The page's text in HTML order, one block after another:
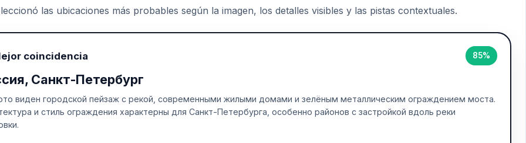
las ubicaciones más probables según la imagen, los detalles visibles y las pistas contextuales.
coincidencia 85%
Санкт-Петербург
виден городской пейзаж с рекой, современными жилыми домами и зелёным металлическим ограждением моста.
и стиль ограждения характерны для Санкт-Петербурга, особенно районов с застройкой вдоль реки